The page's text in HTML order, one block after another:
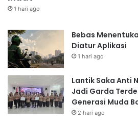
1 hari ago
Bebas
Diatur Aplikasi
1 hari ago
Lantik Saka Anti
Jadi Garda
Generasi Muda
2 hari ago